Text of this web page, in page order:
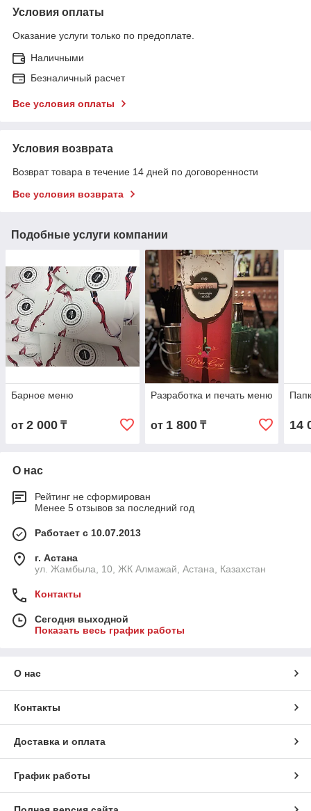
Условия оплаты
Оказание услуги только по предоплате.
Наличными
Безналичный расчет
Все условия оплаты
Условия возврата
Возврат товара в течение 14 дней по договоренности
Все условия возврата
Подобные услуги компании
Барное меню
от 2 000 ₸
Разработка и печать меню
от 1 800₸ 14
О нас
Рейтинг не сформирован
Менее 5 отзывов за последний год
Работает с 10.07.2013
г. Астана
ул. Жамбыла, 10, ЖК Алмажай, Астана, Казахстан
Контакты
Сегодня выходной
Показать весь график работы
О нас
Контакты
Доставка и оплата
График работы